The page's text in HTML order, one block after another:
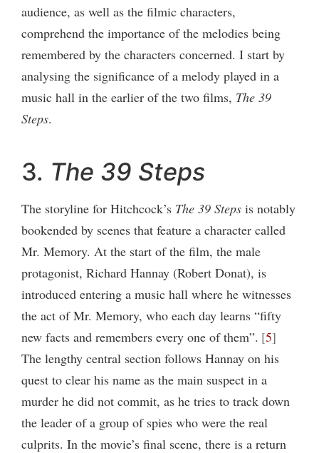
audience, as well as the filmic characters,
comprehend the importance of the melodies being
remembered by the characters concerned. I start by
analysing the significance of a melody played in a
music hall in the earlier of the two films, The 39
Steps.
3. The 39 Steps
The storyline for Hitchcock’s The 39 Steps is notably
bookended by scenes that feature a character called
Mr. Memory. At the start of the film, the male
protagonist, Richard Hannay (Robert Donat), is
introduced entering a music hall where he witnesses
the act of Mr. Memory, who each day learns “fifty
new facts and remembers every one of them”. 5
The lengthy central section follows Hannay on his
quest to clear his name as the main suspect in a
murder he did not commit, as he tries to track down
the leader of a group of spies who were the real
culprits. In the movie’s final scene, there is a return